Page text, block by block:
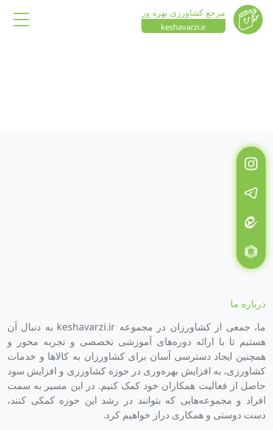
مرجع کشاورزی بهره ور
keshavarzi.ir
درباره ما
ما، جمعی از کشاورزان در مجموعه keshavarzi.ir به دنبال آن
هستیم تا با ارائه دوره‌های آموزشی تخصصی و تجربه محور و
همچنین ایجاد دسترسی آسان برای کشاورزان به کالاها و خدمات
کشاورزی، به افزایش بهره‌وری در حوزه کشاورزی و افزایش سود
حاصل از فعالیت همکاران خود کمک کنیم. در این مسیر به سمت
افراد و مجموعه‌هایی که بتوانند در رشد این حوزه کمکی کنند،
دست دوستی و همکاری دراز خواهیم کرد.